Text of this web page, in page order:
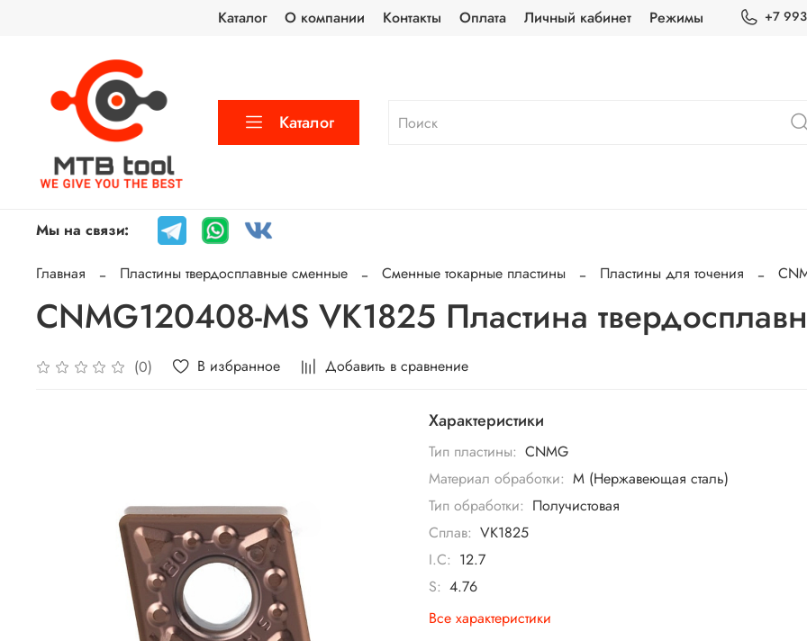
Каталог О компании Контакты Оплата Личный кабинет Режимы +7
Каталог
Мы на связи:
Главная Пластины твердосплавные сменные Сменные токарные пластины Пластины для точения
CNMG120408-MS VK1825 Пластина
(0) В избранное Добавить в сравнение
Характеристики
Тип пластины: CNMG
Материал обработки: M (Нержавеющая сталь)
Тип обработки: Получистовая
Сплав: VK1825
I.C: 12.7
S: 4.76
Все характеристики